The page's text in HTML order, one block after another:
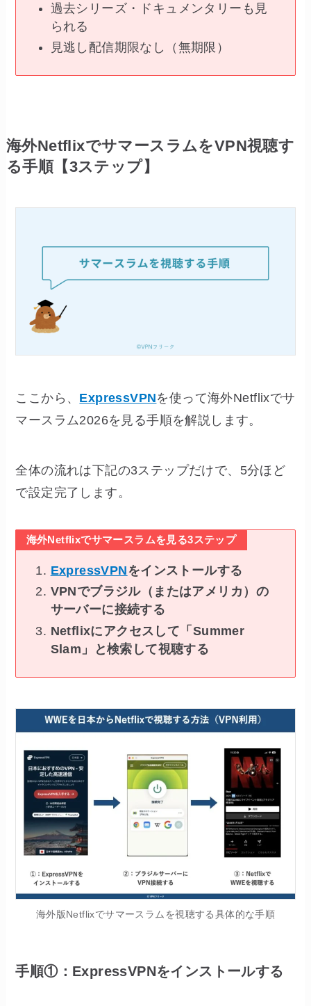
過去シリーズ・ドキュメンタリーも見
られる
見逃し配信期限なし（無期限）
海外NetflixでサマースラムをVPN視聴す
る手順【3ステップ】
ここから、 ExpressVPNを使って海外Netflixでサ
マースラム2026を見る手順を解説します。
全体の流れは下記の3ステップだけで、5分ほど
で設定完了します。
海外Netflixでサマースラムを見る3ステップ
ExpressVPN をインストールする
VPNでブラジル（またはアメリカ）の
サーバーに接続する
Netflixにアクセスして「Summer
Slam」と検索して視聴する
海外版Netflixでサマースラムを視聴する具体的な手順
手順①： ExpressVPNをインストールする